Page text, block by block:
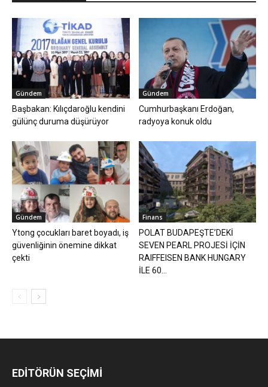
Gündem
Başbakan: Kılıçdaroğlu kendini
gülünç duruma düşürüyor
Gündem
Cumhurbaşkanı Erdoğan,
radyoya konuk oldu
Gündem
Ytong çocukları baret boyadı, iş
güvenliğinin önemine dikkat
çekti
Finans
POLAT BUDAPEŞTE’DEKİ
SEVEN PEARL PROJESİ İÇİN
RAIFFEISEN BANK HUNGARY
İLE 60...
EDİTÖRÜN SEÇİMİ